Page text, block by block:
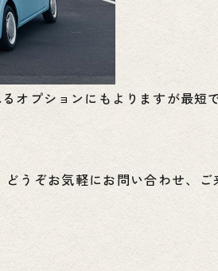
オプションにもよりますが最短
うぞお気軽にお問い合わせ、ご